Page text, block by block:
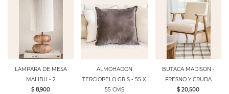
LAMPARA DE MESA
MALIBU - 2
$ 8,900
ALMOHADON
TERCIOPELO GRIS - 55 X
55 CMS
BUTACA MADISON -
FRESNO Y CRUDA
$ 20,500